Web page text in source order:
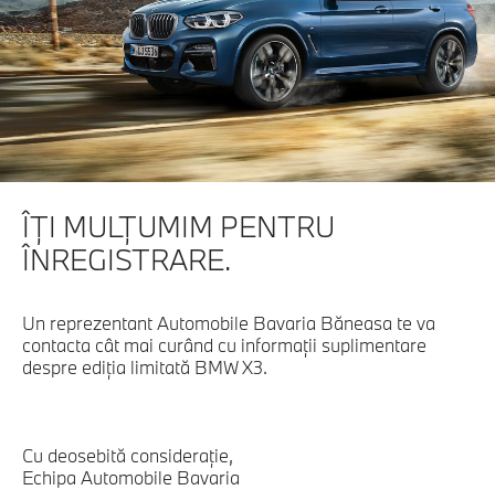
ÎŢI MULŢUMIM PENTRU
ÎNREGISTRARE.
Un reprezentant Automobile Bavaria Băneasa te va
contacta cât mai curând cu informaţii suplimentare
despre ediţia limitată BMW X3.
Cu deosebită consideraţie,
Echipa Automobile Bavaria